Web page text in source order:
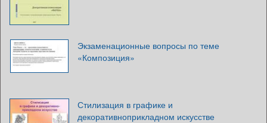
Экзаменационные вопросы по теме
«Композиция»
Стилизация в графике и
декоративноприкладном искусстве